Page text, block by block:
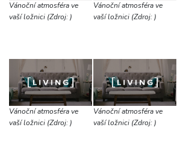
Vánoční atmosféra ve
vaší ložnici (Zdroj: )
Vánoční atmosféra ve
vaší ložnici (Zdroj: )
Vánoční atmosféra ve
vaší ložnici (Zdroj: )
Vánoční atmosféra ve
vaší ložnici (Zdroj: )